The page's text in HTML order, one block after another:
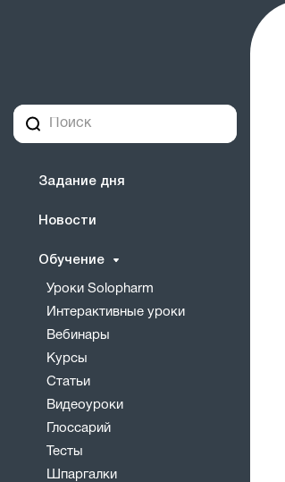
Задание дня
Новости
Обучение
Уроки Solopharm
Интерактивные уроки
Вебинары
Курсы
Статьи
Видеоуроки
Глоссарий
Тесты
Шпаргалки